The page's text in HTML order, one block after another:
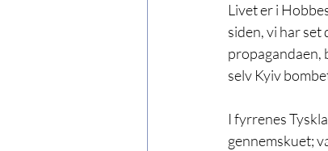
Livet er i
siden, vi har
propagandaen,
selv Kyiv
I fyrrenes
gennemskuet;